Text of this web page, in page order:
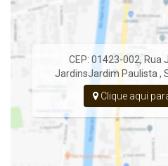
CEP: 01423-002, Rua
JardinsJardim Paulista,
Clique aqui